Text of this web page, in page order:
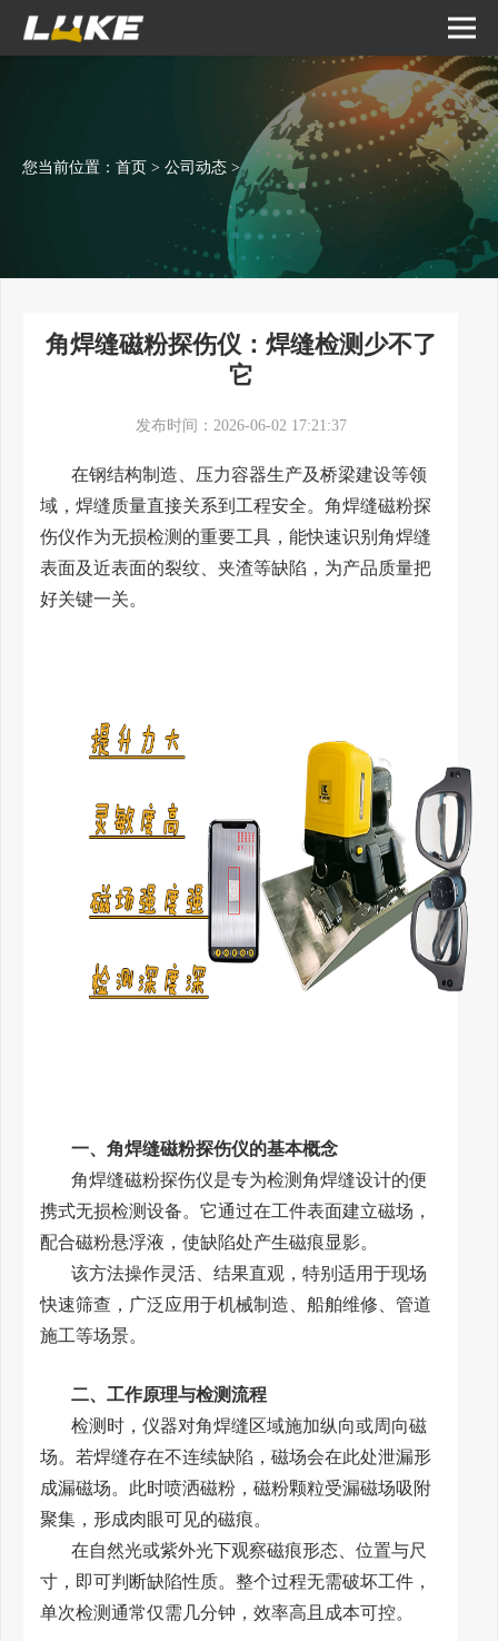
您当前位置： 首页 > 公司动态 >
角焊缝磁粉探伤仪：焊缝检测少不了
它
发布时间：2026-06-02 17:21:37
在钢结构制造、压力容器生产及桥梁建设等领
域，焊缝质量直接关系到工程安全。角焊缝磁粉探
伤仪作为无损检测的重要工具，能快速识别角焊缝
表面及近表面的裂纹、夹渣等缺陷，为产品质量把
好关键一关。
一、角焊缝磁粉探伤仪的基本概念
角焊缝磁粉探伤仪是专为检测角焊缝设计的便
携式无损检测设备。它通过在工件表面建立磁场，
配合磁粉悬浮液，使缺陷处产生磁痕显影。
该方法操作灵活、结果直观，特别适用于现场
快速筛查，广泛应用于机械制造、船舶维修、管道
施工等场景。
二、工作原理与检测流程
检测时，仪器对角焊缝区域施加纵向或周向磁
场。若焊缝存在不连续缺陷，磁场会在此处泄漏形
成漏磁场。此时喷洒磁粉，磁粉颗粒受漏磁场吸附
聚集，形成肉眼可见的磁痕。
在自然光或紫外光下观察磁痕形态、位置与尺
寸，即可判断缺陷性质。整个过程无需破坏工件，
单次检测通常仅需几分钟，效率高且成本可控。